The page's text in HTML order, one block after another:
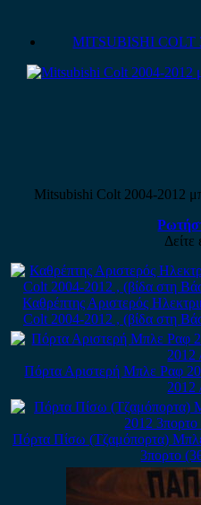
MITSUBISHI COLT
Mitsubishi Colt 2004-2012
Δείτε
Καθρέπτης Αριστερός
Colt 2004-2012 , (βίδα στη
Πόρτα Αριστερή Μπλε Ραφ
Πόρτα Πίσω (Τζαμόπορτα)
3πορτο